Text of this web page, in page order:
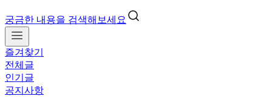
궁금한 내용을 검색해보세요
즐겨찾기
전체글
인기글
공지사항